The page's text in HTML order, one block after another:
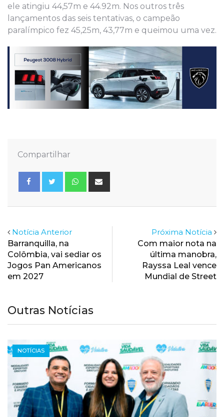
ele atingiu 44,57m e 44.92m. Nos outros três
lançamentos das seis tentativas, o campeão
paralímpico fez 45,25m, 43,77m e queimou uma vez.
Compartilhar
Whatsapp
Notícia Anterior
Barranquilla, na
Colômbia, vai sediar os
Jogos Pan Americanos
em 2027
Próxima Notícia
Com maior nota na
última manobra,
Rayssa Leal vence
Mundial de Street
Outras Notícias
NOTÍCIAS